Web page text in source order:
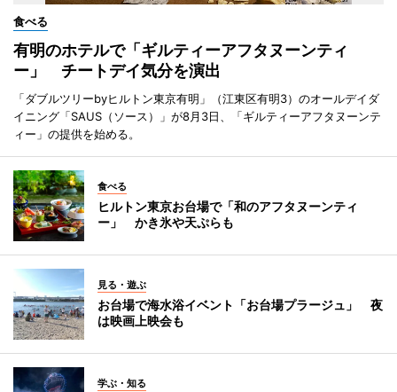
食べる
有明のホテルで「ギルティーアフタヌーンティ
ー」 チートデイ気分を演出
「ダブルツリーbyヒルトン東京有明」（江東区有明3）のオールデイダ
イニング「SAUS（ソース）」が8月3日、「ギルティーアフタヌーンテ
ィー」の提供を始める。
食べる
ヒルトン東京お台場で「和のアフタヌーンティ
ー」 かき氷や天ぷらも
見る・遊ぶ
お台場で海水浴イベント「お台場プラージュ」 夜
は映画上映会も
学ぶ・知る